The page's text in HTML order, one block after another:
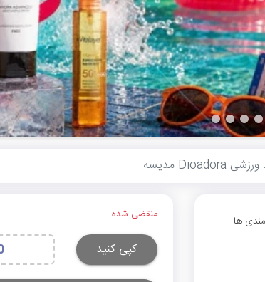
ها منقضی شده
کپی کنید